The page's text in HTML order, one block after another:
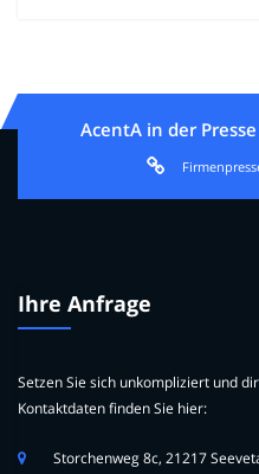
AcentA in der Presse
Ihre Anfrage
Setzen Sie sich unkompliziert und
Kontaktdaten finden Sie hier:
Storchenweg 8c, 21217